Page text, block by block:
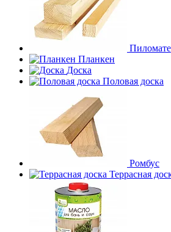
Планкен
Доска
Половая доска
Ромбус
Террасная